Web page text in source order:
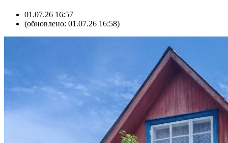
01.07.26 16:57
(обновлено: 01.07.26 16:58)